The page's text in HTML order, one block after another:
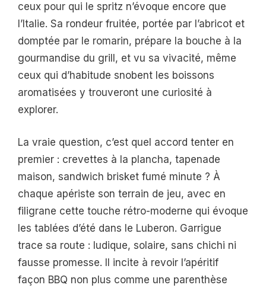
ceux pour qui le spritz n’évoque encore que
l’Italie. Sa rondeur fruitée, portée par l’abricot et
domptée par le romarin, prépare la bouche à la
gourmandise du grill, et vu sa vivacité, même
ceux qui d’habitude snobent les boissons
aromatisées y trouveront une curiosité à
explorer.
La vraie question, c’est quel accord tenter en
premier : crevettes à la plancha, tapenade
maison, sandwich brisket fumé minute ? À
chaque apériste son terrain de jeu, avec en
filigrane cette touche rétro-moderne qui évoque
les tablées d’été dans le Luberon. Garrigue
trace sa route : ludique, solaire, sans chichi ni
fausse promesse. Il incite à revoir l’apéritif
façon BBQ non plus comme une parenthèse